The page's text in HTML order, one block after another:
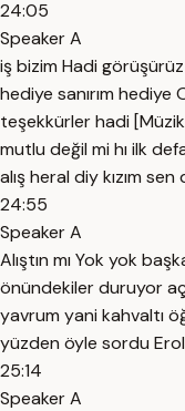
24:05
Speaker A
iş bizim Hadi
hediye sanırım hediye
teşekkürler hadi
mutlu değil mi hı ilk
alış heral diy kızım
24:55
Speaker A
Alıştın mı Yok yok
önündekiler duruyor
yavrum yani kahvaltı
yüzden öyle sordu Erol
25:14
Speaker A